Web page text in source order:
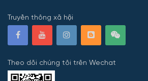
Truyền thông xã hội
Theo dõi chúng tôi trên Wechat